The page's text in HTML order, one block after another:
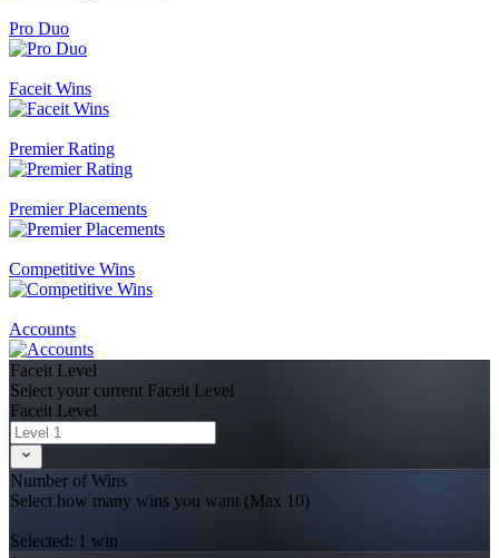
Pro Duo
Faceit Wins
Premier Rating
Premier Placements
Competitive Wins
Accounts
Faceit Level
Select your current Faceit Level
Faceit Level
Number of Wins
Select how many wins you want (Max 10)
Selected: 1 win